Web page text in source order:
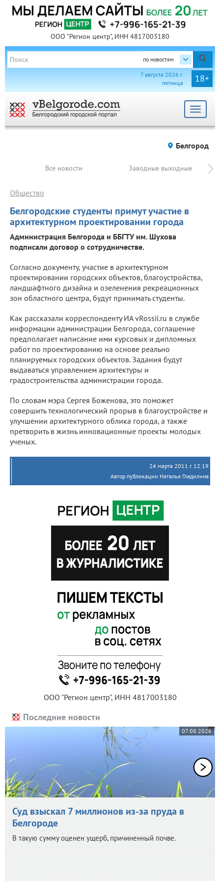
ООО "Регион центр", ИНН 4817003180
по новостям
18+
7 августа 2026 г.
пятница
Toggle
Белгород
Все новости Заводные выходные
Белгородские студенты примут участие в
архитектурном проектировании города
Общество
Администрация Белгорода и ББГТУ им. Шухова
подписали договор о сотрудничестве.
Согласно документу, участие в архитектурном
проектировании городских объектов, благоустройства,
ландшафтного дизайна и озеленения рекреационных
зон областного центра, будут принимать студенты.
Как рассказали корреспонденту ИА vRossii.ru в службе
информации администрации Белгорода, соглашение
предполагает написание ими курсовых и дипломных
работ по проектированию на основе реально
планируемых городских объектов. Задания будут
выдаваться управлением архитектуры и
градостроительства администрации города.
По словам мэра Сергея Боженова, это поможет
совершить технологический прорыв в благоустройстве и
улучшении архитектурного облика города, а также
претворить в жизнь инновационные проекты молодых
ученых.
24 марта 2011 г. 12:19
Автор публикации Наталья Гладилина
ООО "Регион центр", ИНН 4817003180
Последние новости
07.08.2026
Суд взыскал 7 миллионов из-за пруда в
Белгороде
В такую сумму оценен ущерб, причиненный почве.